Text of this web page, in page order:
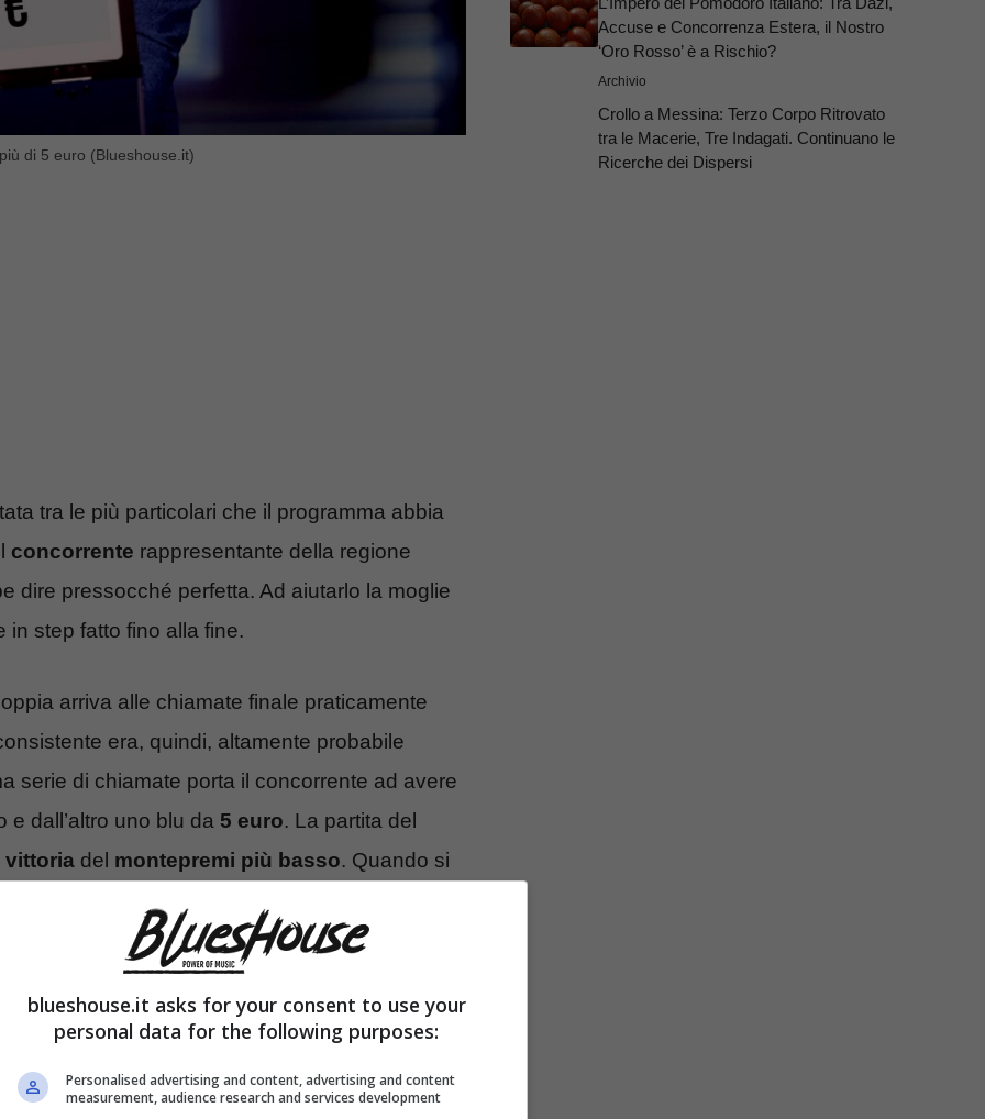
di 5 euro (Blueshouse.it)
tra le più particolari che il programma abbia
concorrente rappresentante della regione
dire pressocché perfetta. Ad aiutarlo la moglie
in step fatto fino alla fine.
arriva alle chiamate finale praticamente
era, quindi, altamente probabile
serie di chiamate porta il concorrente ad avere
e dall’altro uno blu da 5 euro. La partita del
vittoria del montepremi più basso. Quando si
proprio la vittoria in questione: può mai
con una vincita così esigua? I dubbi sono
che, tra le altre, prevede una regola
davvero
Accuse e Concorrenza Estera, il Nostro
‘Oro Rosso’ è a Rischio?
Archivio
Crollo a Messina: Terzo Corpo Ritrovato
tra le Macerie, Tre Indagati. Continuano le
Ricerche dei Dispersi
blueshouse.it asks for your consent to use your
personal data for the following purposes:
Personalised advertising and content, advertising and content
measurement, audience research and services development